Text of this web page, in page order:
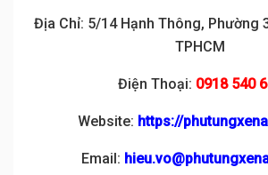
Địa Chỉ: 5/14 Hạnh Thông, Phường
TPHCM
Điện Thoại: 0918 540
Website: https://
Email: